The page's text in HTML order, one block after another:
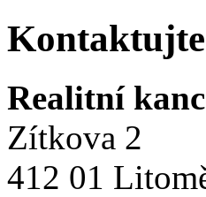
Realitní
Zítkova 2
412 01